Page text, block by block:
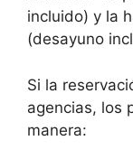
incluido) y la
(desayuno
Si la
agencias, los
manera: